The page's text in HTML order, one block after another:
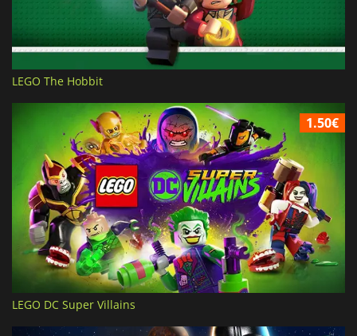
LEGO The Hobbit
1.50€
LEGO DC Super Villains